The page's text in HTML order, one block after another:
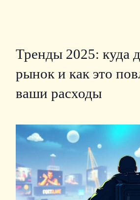
Тренды 2025: куда
рынок и как это
ваши расходы